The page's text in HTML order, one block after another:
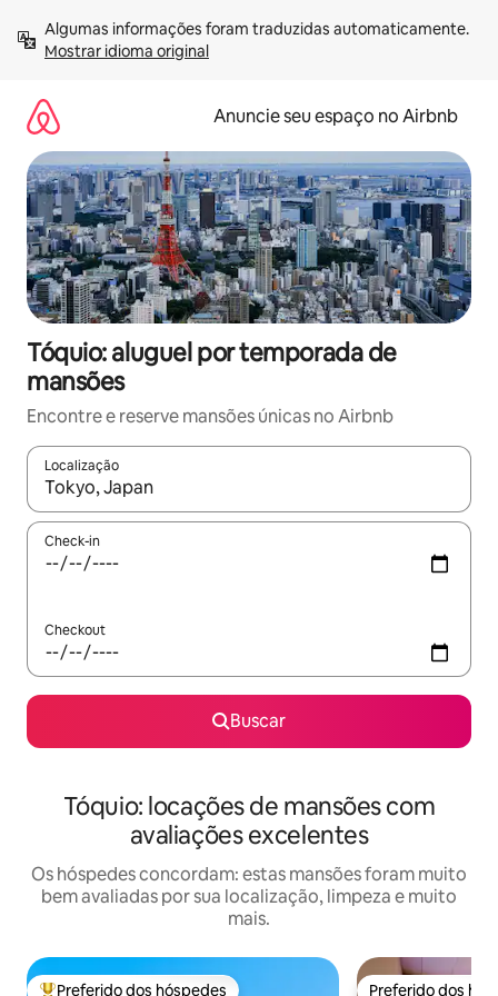
para
Mostrar idioma original
Anuncie seu espaço no Airbnb
Tóquio: aluguel por temporada de
mansões
Encontre e reserve mansões únicas no Airbnb
Localização
Quando os resultados estiverem disponíveis, explore-os
Check-in
Checkout
Buscar
Tóquio: locações de mansões com
avaliações excelentes
Os hóspedes concordam: estas mansões foram muito
bem avaliadas por sua localização, limpeza e muito
mais.
Preferido dos hóspedes Preferido dos